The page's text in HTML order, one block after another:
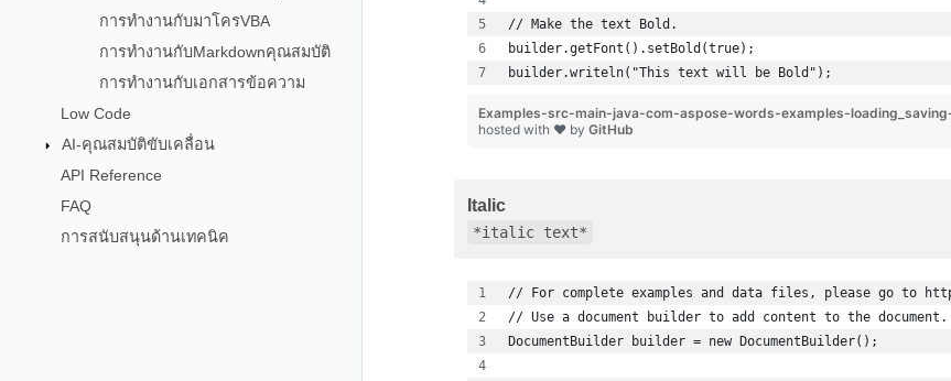
การทำงานกับมาโครVBA
การทำงานกับMarkdownคุณสมบัติ
การทำงานกับเอกสารข้อความ
Low Code
AI-คุณสมบัติขับเคลื่อน
API Reference
FAQ
การสนับสนุนด้านเทคนิค
// Make the text Bold.
builder.getFont().setBold(true);
builder.writeln("This text will be Bold");
Examples-src-main-java-com-aspose-words-examples-
hosted with ❤ by GitHub
Italic
*italic text*
// For complete examples and data files, please go to
// Use a document builder to add content to the document.
DocumentBuilder builder = new DocumentBuilder();